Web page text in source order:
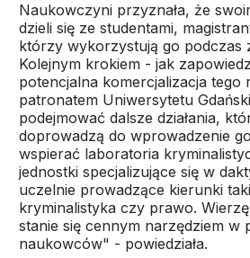
Naukowczyni przyznała, że
dzieli się ze studentami,
którzy wykorzystują go podczas
Kolejnym krokiem - jak
potencjalna komercjalizacja tego
patronatem Uniwersytetu
podejmować dalsze działania,
doprowadzą do wprowadzenie
wspierać laboratoria
jednostki specjalizujące się w
uczelnie prowadzące kierunki
kryminalistyka czy prawo.
stanie się cennym narzędziem w
naukowców" - powiedziała.